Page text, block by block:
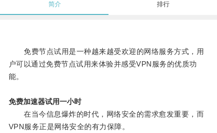
简介 排行
免费节点试用是一种越来越受欢迎的网络服务方式，用
户可以通过免费节点试用来体验并感受VPN服务的优质功
能。
免费加速器试用一小时
在当今信息爆炸的时代，网络安全的需求愈发重要，而
VPN服务正是网络安全的有力保障。